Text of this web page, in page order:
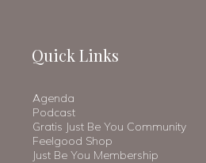
Quick Links
Agenda
Podcast
Gratis Just Be You Community
Feelgood Shop
Just Be You Membership